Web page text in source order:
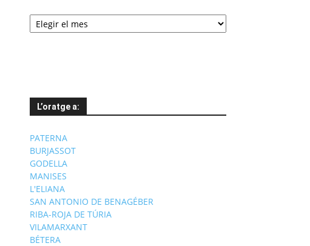
Notícies
per
L’oratge a:
PATERNA
BURJASSOT
GODELLA
MANISES
L'ELIANA
SAN ANTONIO DE BENAGÉBER
RIBA-ROJA DE TÚRIA
VILAMARXANT
BÉTERA